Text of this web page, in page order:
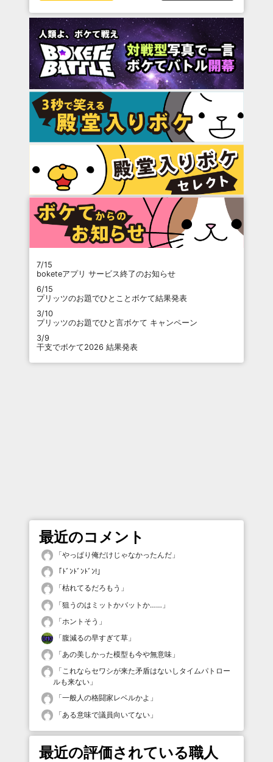
7/15
boketeアプリ サービス終了のお知らせ
6/15
プリッツのお題でひとことボケて結果発表
3/10
プリッツのお題でひと言ボケて キャンペーン
3/9
干支でボケて2026 結果発表
最近のコメント
「やっぱり俺だけじゃなかったんだ 」
「 ﾄﾞﾝﾄﾞﾝﾄﾞﾝ! 」
「枯れてるだろもう 」
「狙うのはミットかバットか…… 」
「ホントそう 」
「腹減るの早すぎて草 」
「あの美しかった模型も今や無意味 」
「これならセワシが来た矛盾はないしタイムパトロー
ルも来ない 」
「一般人の格闘家レベルかよ 」
「ある意味で議員向いてない 」
最近の評価されている職人